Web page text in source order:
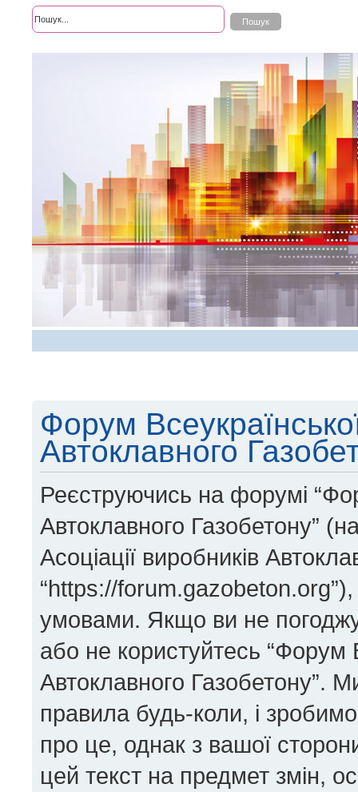
Форум
Автоклавного
Реєструючись на форумі
Автоклавного Газобетону”
Асоціації виробників
“https://
умовами. Якщо ви не
або не користуйтесь “Форум
Автоклавного Газобетону”.
правила будь-коли, і
про це, однак з вашої
цей текст на предмет змін,